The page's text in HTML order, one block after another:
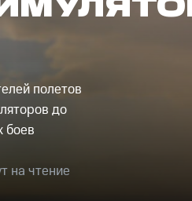
полетов
до
боев
на чтение